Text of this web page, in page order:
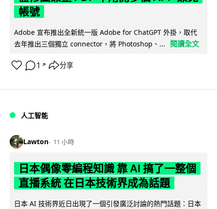
帳號
Adobe 宣布推出全新統一版 Adobe for ChatGPT 外掛，取代
去年推出三個獨立 connector，將 Photoshop、...
閱讀全文
1 ↗ 分享
人工智能
Lawton 11 小時
日本偶像零編程知識 靠 AI 搞了一整個
直播系統 在日本技術界成為話題
日本 AI 技術界近日出現了一個引發廣泛討論的熱門話題：日本